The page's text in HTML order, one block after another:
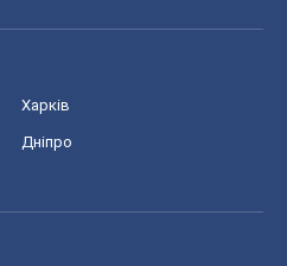
Харків
Дніпро